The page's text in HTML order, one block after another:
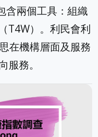
含兩個工具：組織
T4W）。利民會利
在機構層面及服務
服務。